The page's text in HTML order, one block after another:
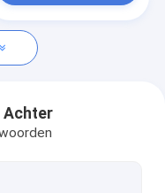
Achter